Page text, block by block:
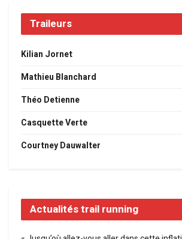
Traileurs
Kilian Jornet
Mathieu Blanchard
Théo Detienne
Casquette Verte
Courtney Dauwalter
Actualités trail running